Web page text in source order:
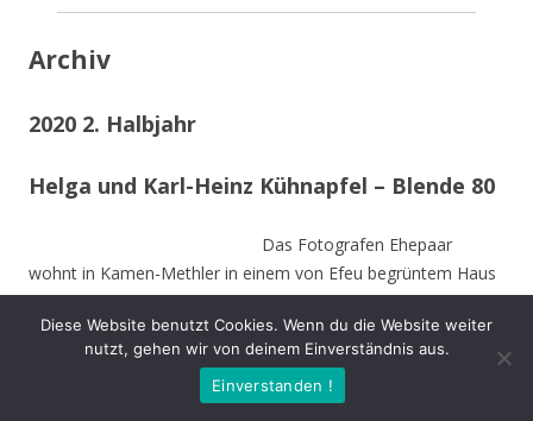
Archiv
2020 2. Halbjahr
Helga und Karl-Heinz Kühnapfel – Blende 80
Das Fotografen Ehepaar
wohnt in Kamen-Methler in einem von Efeu begrüntem Haus
umgeben von einem naturnahen Garten mit Teich, kleinen
naturnahen Wiesen, Obstbäumen und weiteren hohen
Bäumen. Die Stämme der von Stürmen gefällten Bäume sind
zu Teilen im Garten integriert und dienen vielen Insekten und
Diese Website benutzt Cookies. Wenn du die Website weiter
nutzt, gehen wir von deinem Einverständnis aus.
Einverstanden !